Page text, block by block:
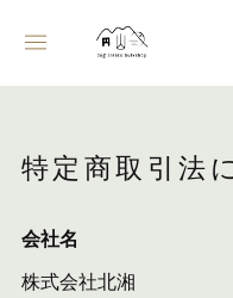
特定商取引法
会社名
株式会社北湘